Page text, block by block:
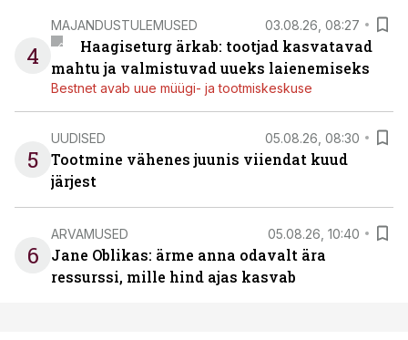
4
MAJANDUSTULEMUSED 03.08.26, 08:27
Haagiseturg ärkab: tootjad kasvatavad
mahtu ja valmistuvad uueks laienemiseks
Bestnet avab uue müügi- ja tootmiskeskuse
5
UUDISED 05.08.26, 08:30
Tootmine vähenes juunis viiendat kuud
järjest
6
ARVAMUSED 05.08.26, 10:40
Jane Oblikas: ärme anna odavalt ära
ressurssi, mille hind ajas kasvab